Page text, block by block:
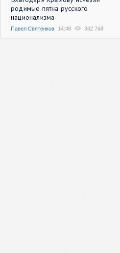
родимые пятна русского
национализма
Павел Святенков 14:48 342 768